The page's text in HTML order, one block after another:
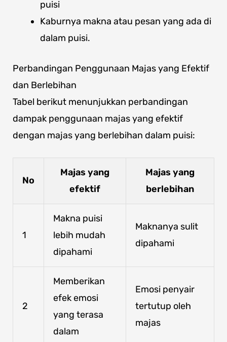
puisi
Kaburnya makna atau pesan yang ada di
dalam puisi.
Perbandingan Penggunaan Majas yang Efektif
dan Berlebihan
Tabel berikut menunjukkan perbandingan
dampak penggunaan majas yang efektif
dengan majas yang berlebihan dalam puisi:
No
Majas yang
efektif
Majas yang
berlebihan
1
Makna puisi
lebih mudah
dipahami
Maknanya sulit
dipahami
2
Memberikan
efek emosi
yang terasa
dalam
Emosi penyair
tertutup oleh
majas